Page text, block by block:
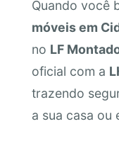
Quando você
móveis em
no LF
oficial com a
trazendo
a sua casa ou